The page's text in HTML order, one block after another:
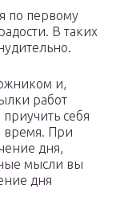
по первому
В таких
и,
работ
себя
время. При
дня,
мысли вы
дня